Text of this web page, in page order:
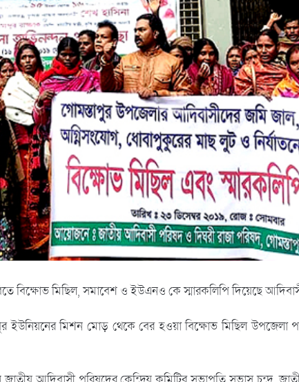
বিক্ষোভ মিছিল, সমাবেশ ও ইউএনও কে স্মারকলিপি দিয়েছে
ইউনিয়নের মিশন মোড় থেকে বের হওয়া বিক্ষোভ মিছিল উপজেলা